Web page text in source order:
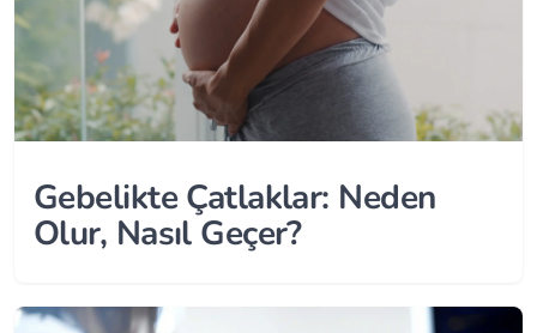
Gebelikte Çatlaklar: Neden
Olur, Nasıl Geçer?